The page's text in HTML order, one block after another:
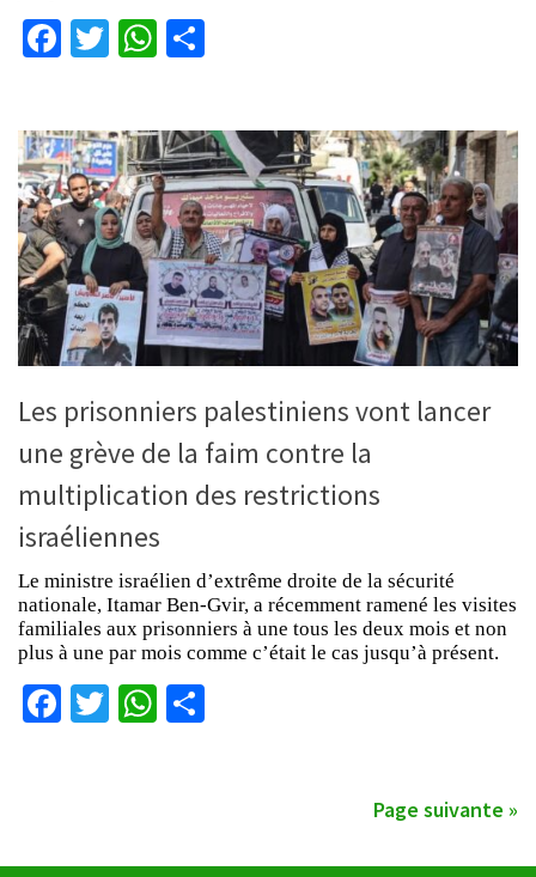
Facebook
TwitterWhatsApp
Les prisonniers palestiniens vont lancer
une grève de la faim contre la
multiplication des restrictions
israéliennes
Le ministre israélien d’extrême droite de la sécurité
nationale, Itamar Ben-Gvir, a récemment ramené les visites
familiales aux prisonniers à une tous les deux mois et non
plus à une par mois comme c’était le cas jusqu’à présent.
Facebook
TwitterWhatsApp
Page suivante »